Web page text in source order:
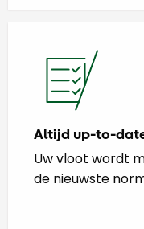
Altijd up-to-
Uw vloot wordt
de nieuwste